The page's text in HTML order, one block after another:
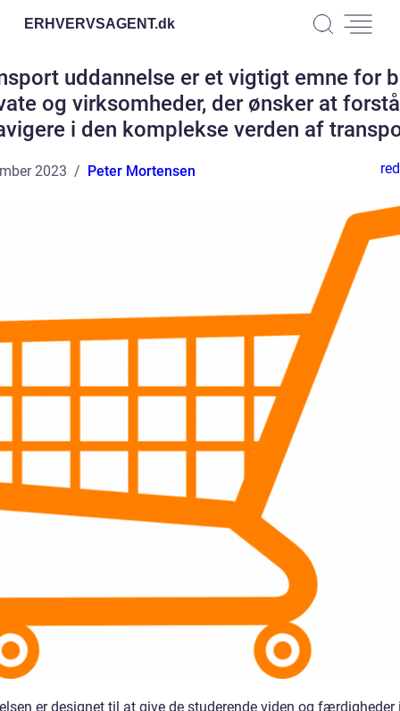
ERHVERVSAGENT.dk
uddannelse er et vigtigt emne for
og virksomheder, der ønsker at
i den komplekse verden af
2023 Peter Mortensen
er designet til at give de studerende viden og færdigheder